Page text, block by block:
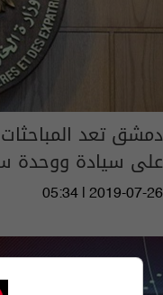
دمشق تعد المباحثات
على سيادة ووحدة
05:34 | 2019-07-26